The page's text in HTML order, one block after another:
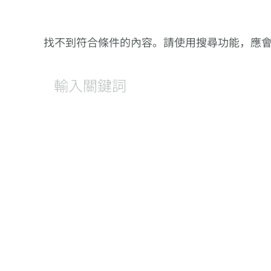
找不到符合條件的內容。請使用搜尋功能，應會